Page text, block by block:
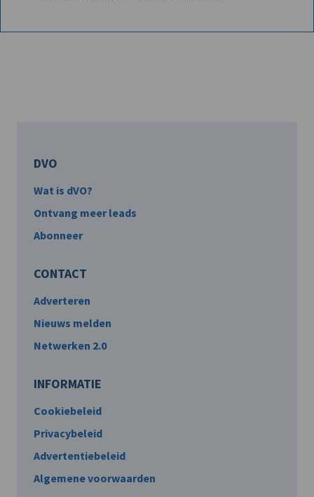
DVO
Wat is dVO?
Ontvang meer leads
Abonneer
CONTACT
Adverteren
Nieuws melden
Netwerken 2.0
INFORMATIE
Cookiebeleid
Privacybeleid
Advertentiebeleid
Algemene voorwaarden